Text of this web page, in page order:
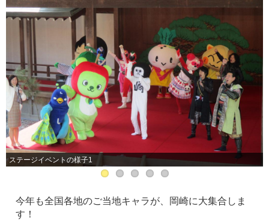
ステージイベントの様子1
今年も全国各地のご当地キャラが、岡崎に大集合しま
す！